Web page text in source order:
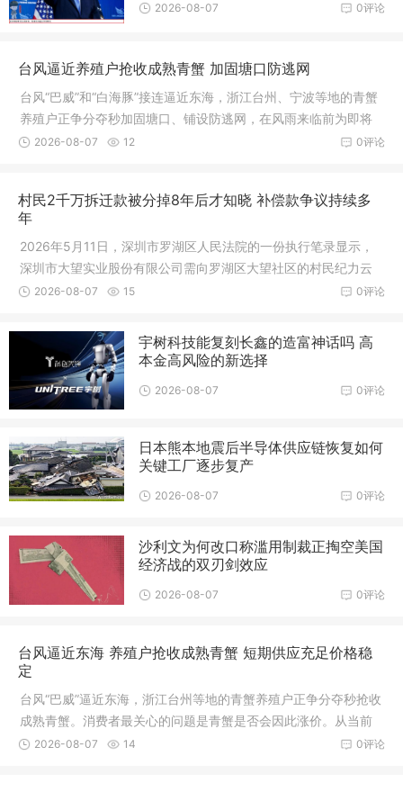
0评论
2026-08-07
台风逼近养殖户抢收成熟青蟹 加固塘口防逃网
台风“巴威”和“白海豚”接连逼近东海，浙江台州、宁波等地的青蟹
养殖户正争分夺秒加固塘口、铺设防逃网，在风雨来临前为即将
上市的成熟青蟹抢出“安全窗口期”。台风逼近前，东海沿岸青蟹养
0评论
2026-08-07 12
村民2千万拆迁款被分掉8年后才知晓 补偿款争议持续多
年
2026年5月11日，深圳市罗湖区人民法院的一份执行笔录显示，
深圳市大望实业股份有限公司需向罗湖区大望社区的村民纪力云
支付1600万元的执行款
0评论
2026-08-07 15
宇树科技能复刻长鑫的造富神话吗 高
本金高风险的新选择
0评论
2026-08-07
日本熊本地震后半导体供应链恢复如何
关键工厂逐步复产
0评论
2026-08-07
沙利文为何改口称滥用制裁正掏空美国
经济战的双刃剑效应
0评论
2026-08-07
台风逼近东海 养殖户抢收成熟青蟹 短期供应充足价格稳
定
台风“巴威”逼近东海，浙江台州等地的青蟹养殖户正争分夺秒抢收
成熟青蟹。消费者最关心的问题是青蟹是否会因此涨价。从当前
市场供需和抢收节奏来看，短期内青蟹价格大幅上涨的可能性不
0评论
2026-08-07 14